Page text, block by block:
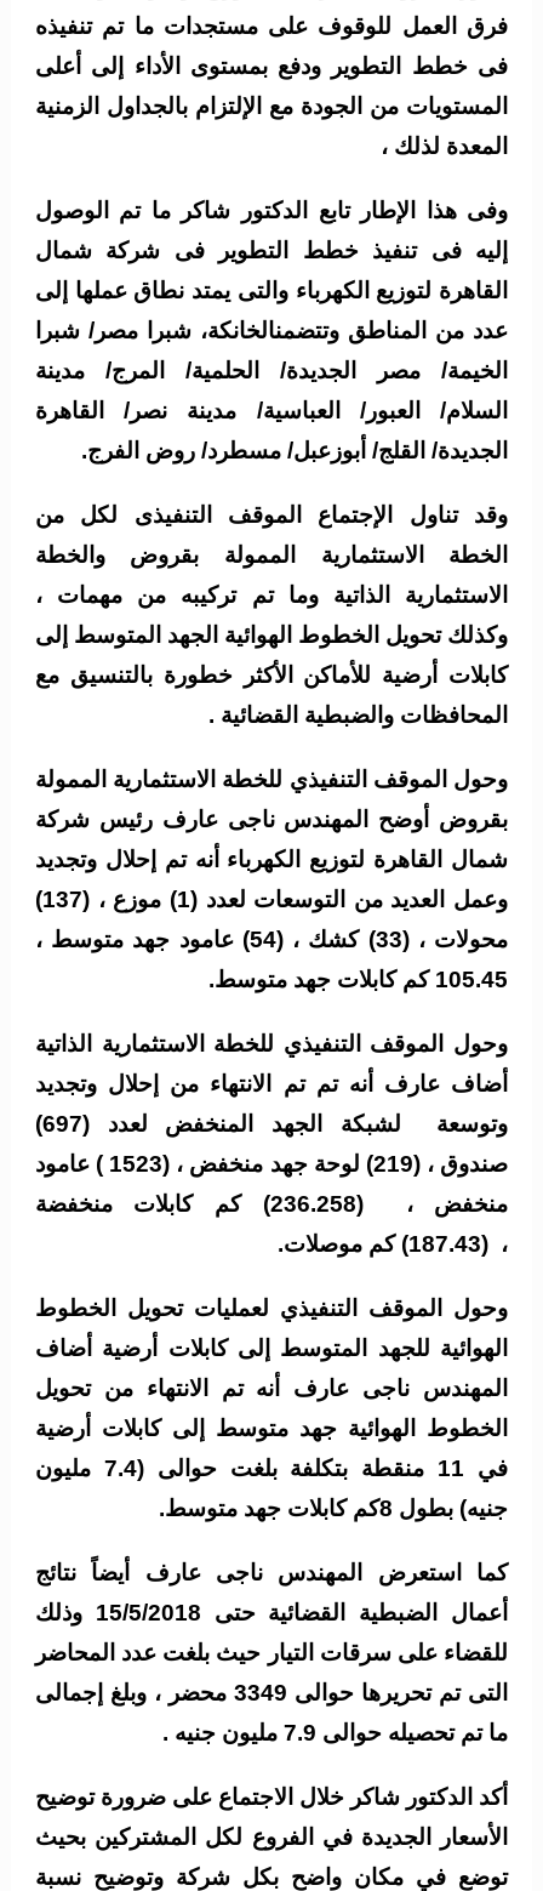
فرق العمل للوقوف على مستجدات ما تم تنفيذه
فى خطط التطوير ودفع بمستوى الأداء إلى أعلى
المستويات من الجودة مع الإلتزام بالجداول الزمنية
المعدة لذلك ،
وفى هذا الإطار تابع الدكتور شاكر ما تم الوصول
إليه فى تنفيذ خطط التطوير فى شركة شمال
القاهرة لتوزيع الكهرباء والتى يمتد نطاق عملها إلى
عدد من المناطق وتتضمنالخانكة، شبرا مصر/ شبرا
الخيمة/ مصر الجديدة/ الحلمية/ المرج/ مدينة
السلام/ العبور/ العباسية/ مدينة نصر/ القاهرة
الجديدة/ القلج/ أبوزعبل/ مسطرد/ روض الفرج.
وقد تناول الإجتماع الموقف التنفيذى لكل من
الخطة الاستثمارية الممولة بقروض والخطة
الاستثمارية الذاتية وما تم تركيبه من مهمات ،
وكذلك تحويل الخطوط الهوائية الجهد المتوسط إلى
كابلات أرضية للأماكن الأكثر خطورة بالتنسيق مع
المحافظات والضبطية القضائية .
وحول الموقف التنفيذي للخطة الاستثمارية الممولة
بقروض أوضح المهندس ناجى عارف رئيس شركة
شمال القاهرة لتوزيع الكهرباء أنه تم إحلال وتجديد
وعمل العديد من التوسعات لعدد (1) موزع ، (137)
محولات ، (33) كشك ، (54) عامود جهد متوسط ،
105.45 كم كابلات جهد متوسط.
وحول الموقف التنفيذي للخطة الاستثمارية الذاتية
أضاف عارف أنه تم تم الانتهاء من إحلال وتجديد
وتوسعة لشبكة الجهد المنخفض لعدد (697)
صندوق ، (219) لوحة جهد منخفض ، (1523 ) عامود
منخفض ، (236.258) كم كابلات منخفضة
، (187.43) كم موصلات.
وحول الموقف التنفيذي لعمليات تحويل الخطوط
الهوائية للجهد المتوسط إلى كابلات أرضية أضاف
المهندس ناجى عارف أنه تم الانتهاء من تحويل
الخطوط الهوائية جهد متوسط إلى كابلات أرضية
في 11 منقطة بتكلفة بلغت حوالى (7.4 مليون
جنيه) بطول 8كم كابلات جهد متوسط.
كما استعرض المهندس ناجى عارف أيضاً نتائج
أعمال الضبطية القضائية حتى 15/5/2018 وذلك
للقضاء على سرقات التيار حيث بلغت عدد المحاضر
التى تم تحريرها حوالى 3349 محضر ، وبلغ إجمالى
ما تم تحصيله حوالى 7.9 مليون جنيه .
أكد الدكتور شاكر خلال الاجتماع على ضرورة توضيح
الأسعار الجديدة في الفروع لكل المشتركين بحيث
توضع في مكان واضح بكل شركة وتوضيح نسبة